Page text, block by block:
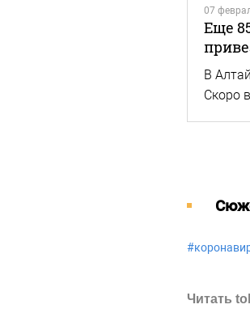
07
Еще
В
Скоро
#
Читать